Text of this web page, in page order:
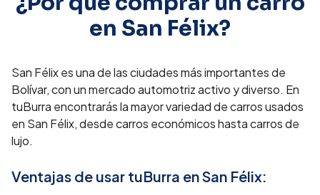
en San Félix?
San Félix es una de las ciudades más importantes de
Bolívar, con un mercado automotriz activo y diverso. En
tuBurra encontrarás la mayor variedad de carros usados
en San Félix, desde carros económicos hasta carros de
lujo.
Ventajas de usar tuBurra enSan Félix: